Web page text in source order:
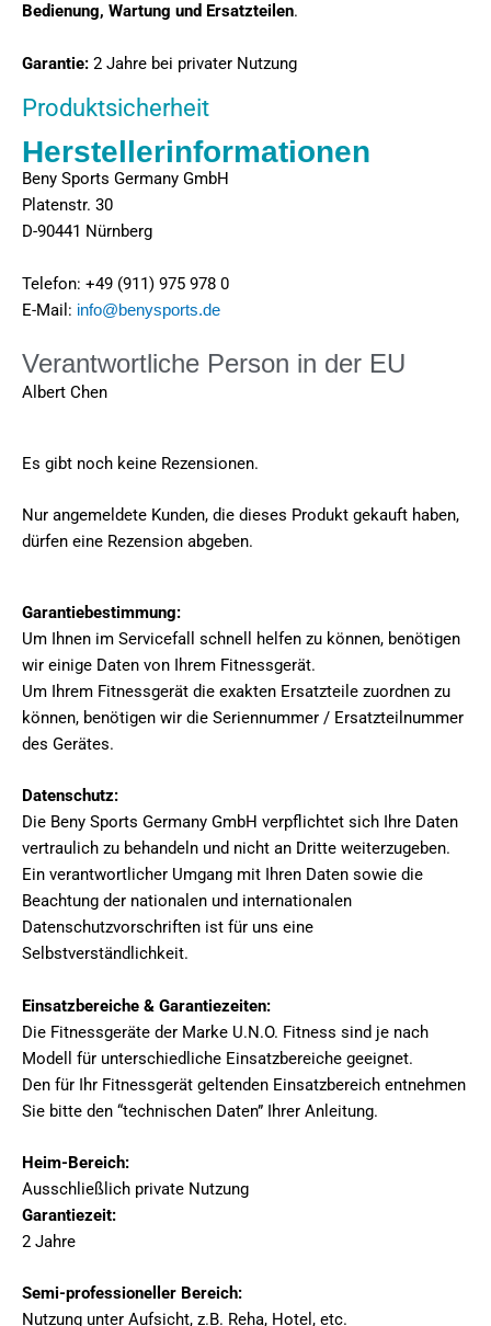
Bedienung, Wartung und Ersatzteilen.
Garantie: 2 Jahre bei privater Nutzung
Produktsicherheit
Herstellerinformationen
Beny Sports Germany GmbH
Platenstr. 30
D-90441 Nürnberg
Telefon: +49 (911) 975 978 0
E-Mail: info@benysports.de
Verantwortliche Person in der EU
Albert Chen
Es gibt noch keine Rezensionen.
Nur angemeldete Kunden, die dieses Produkt gekauft haben,
dürfen eine Rezension abgeben.
Garantiebestimmung:
Um Ihnen im Servicefall schnell helfen zu können, benötigen
wir einige Daten von Ihrem Fitnessgerät.
Um Ihrem Fitnessgerät die exakten Ersatzteile zuordnen zu
können, benötigen wir die Seriennummer / Ersatzteilnummer
des Gerätes.
Datenschutz:
Die Beny Sports Germany GmbH verpflichtet sich Ihre Daten
vertraulich zu behandeln und nicht an Dritte weiterzugeben.
Ein verantwortlicher Umgang mit Ihren Daten sowie die
Beachtung der nationalen und internationalen
Datenschutzvorschriften ist für uns eine
Selbstverständlichkeit.
Einsatzbereiche & Garantiezeiten:
Die Fitnessgeräte der Marke U.N.O. Fitness sind je nach
Modell für unterschiedliche Einsatzbereiche geeignet.
Den für Ihr Fitnessgerät geltenden Einsatzbereich entnehmen
Sie bitte den “technischen Daten” Ihrer Anleitung.
Heim-Bereich:
Ausschließlich private Nutzung
Garantiezeit:
2 Jahre
Semi-professioneller Bereich:
Nutzung unter Aufsicht, z.B. Reha, Hotel, etc.